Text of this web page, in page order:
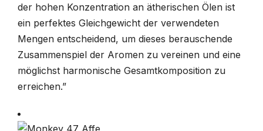
der hohen Konzentration an ätherischen Ölen ist
ein perfektes Gleichgewicht der verwendeten
Mengen entscheidend, um dieses berauschende
Zusammenspiel der Aromen zu vereinen und eine
möglichst harmonische Gesamtkomposition zu
erreichen.”